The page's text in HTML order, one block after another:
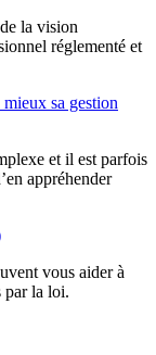
la vision
réglementé et
sa gestion
et il est parfois
appréhender
vous aider à
par la loi.